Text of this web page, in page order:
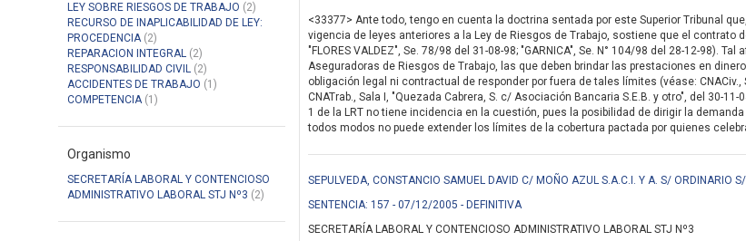
LEY SOBRE RIESGOS DE TRABAJO (2)
RECURSO DE INAPLICABILIDAD DE LEY:
PROCEDENCIA(2)
REPARACION INTEGRAL (2)
RESPONSABILIDAD CIVIL (2)
ACCIDENTES DE TRABAJO (1)
COMPETENCIA(1)
Organismo
SECRETARÍA LABORAL Y CONTENCIOSO
ADMINISTRATIVO LABORAL STJ Nº3 (2)
<33377> Ante todo, tengo en cuenta la doctrina sentada por este Superior Tribunal
vigencia de leyes anteriores a la Ley de Riesgos de Trabajo, sostiene que el
"FLORES VALDEZ", Se. 78/98 del 31-08-98; "GARNICA", Se. N° 104/98 del 28-12-98).
Aseguradoras de Riesgos de Trabajo, las que deben brindar las prestaciones en
obligación legal ni contractual de responder por fuera de tales límites (véase: CNACiv.,
CNATrab., Sala I, "Quezada Cabrera, S. c/ Asociación Bancaria S.E.B. y otro", del 30-
1 de la LRT no tiene incidencia en la cuestión, pues la posibilidad de dirigir la
todos modos no puede extender los límites de la cobertura pactada por quienes
SEPULVEDA, CONSTANCIO SAMUEL DAVID C/ MOÑO AZUL S.A.C.I. Y A. S/ ORDINARIO
SENTENCIA: 157 - 07/12/2005 - DEFINITIVA
SECRETARÍA LABORAL Y CONTENCIOSO ADMINISTRATIVO LABORAL STJ Nº3